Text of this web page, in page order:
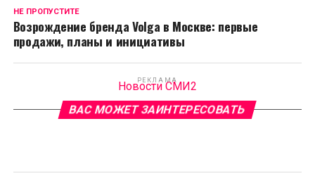
НЕ ПРОПУСТИТЕ
Возрождение бренда Volga в Москве: первые
продажи, планы и инициативы
РЕКЛАМА
Новости СМИ2
ВАС МОЖЕТ ЗАИНТЕРЕСОВАТЬ